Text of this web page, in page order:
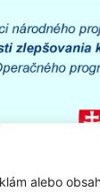
alebo